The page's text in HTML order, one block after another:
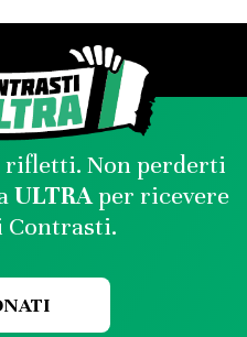
rifletti. Non perderti
ULTRAper ricevere
Contrasti.